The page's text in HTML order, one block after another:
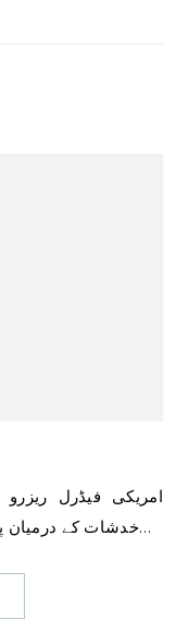
امریکی فیڈرل ریزرو کی جانب سے شرح میں اضافے کے
خدشات کے درمیان پیر کو خلیجی بازاروں میں سعودی عرب…